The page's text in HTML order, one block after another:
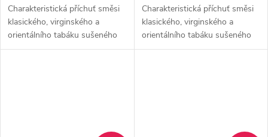
Charakteristická příchuť směsi
klasického, virginského a
orientálního tabáku sušeného
žárem slunce.
Charakteristická příchuť směsi
klasického, virginského a
orientálního tabáku sušeného
žárem slunce.